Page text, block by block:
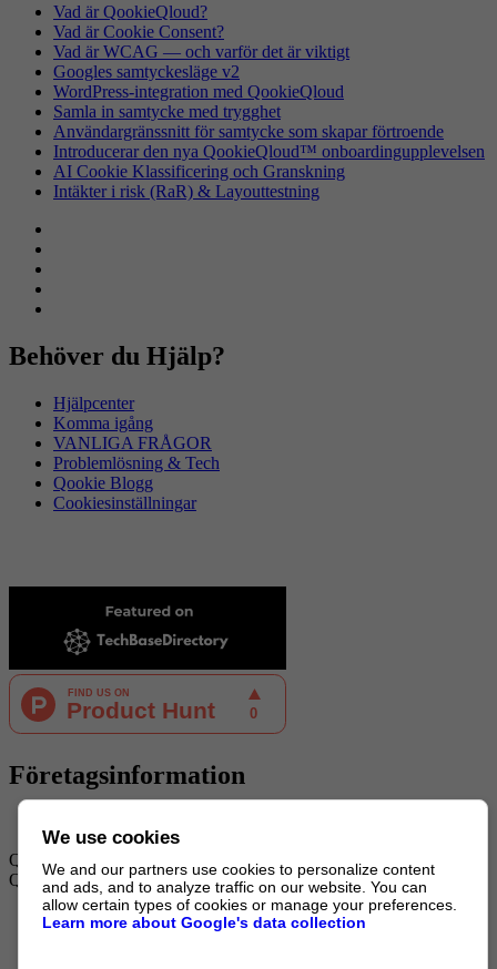
Vad är QookieQloud?
Vad är Cookie Consent?
Vad är WCAG — och varför det är viktigt
Googles samtyckesläge v2
WordPress-integration med QookieQloud
Samla in samtycke med trygghet
Användargränssnitt för samtycke som skapar förtroende
Introducerar den nya QookieQloud™ onboardingupplevelsen
AI Cookie Klassificering och Granskning
Intäkter i risk (RaR) & Layouttestning
Behöver du Hjälp?
Hjälpcenter
Komma igång
VANLIGA FRÅGOR
Problemlösning & Tech
Qookie Blogg
Cookiesinställningar
Företagsinformation
QookieQloud är ett varumärke som tillhör Qodli AB.
Qodli AB är registrerat i Sverige.
E-POST:
hello@qookieqloud.com
We use cookies
We and our partners use cookies to personalize content
and ads, and to analyze traffic on our website. You can
allow certain types of cookies or manage your preferences.
Learn more about Google's data collection